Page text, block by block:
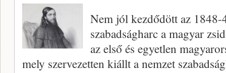
Nem jól kezdődött az 1848-
szabadságharc a magyar
az első és egyetlen
mely szervezetten kiállt a nemzet